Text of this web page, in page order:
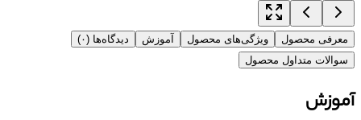
معرفی محصول ویژگی‌های محصول آموزش
دیدگاه‌ها (۰)
سوالات متداول محصول
آموزش